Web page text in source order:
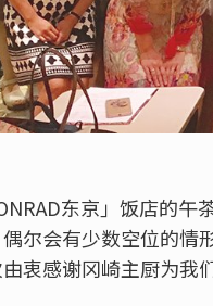
东京」饭店的
尔会有少数空位的情
衷感谢冈崎主厨为我